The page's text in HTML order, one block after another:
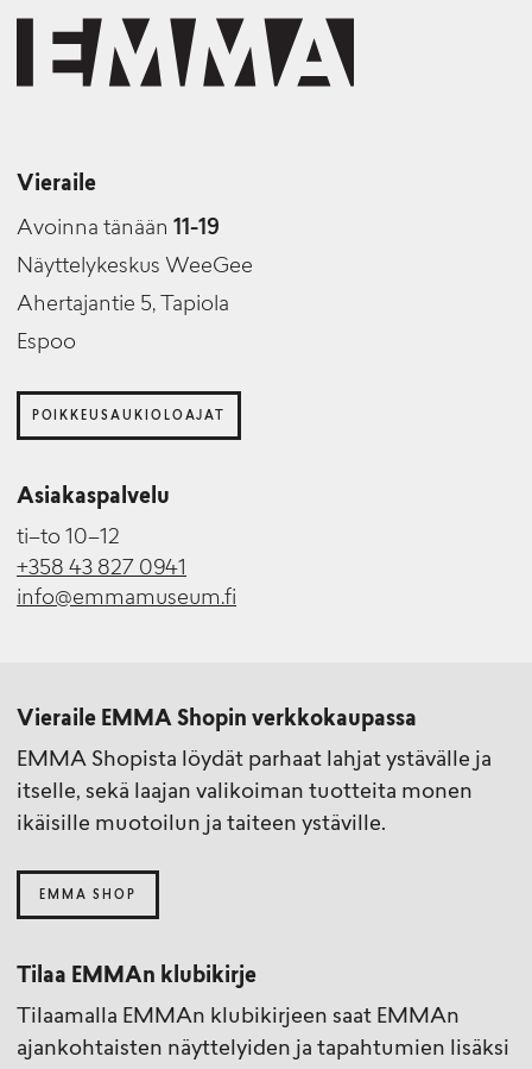
Vieraile
Avoinna tänään 11-19
Näyttelykeskus WeeGee
Ahertajantie 5, Tapiola
Espoo
POIKKEUSAUKIOLOAJAT
Asiakaspalvelu
ti–to 10–12
+358 43 827 0941
info@emmamuseum.fi
Vieraile EMMA Shopin verkkokaupassa
EMMA Shopista löydät parhaat lahjat ystävälle ja
itselle, sekä laajan valikoiman tuotteita monen
ikäisille muotoilun ja taiteen ystäville.
EMMA SHOP
Tilaa EMMAn klubikirje
Tilaamalla EMMAn klubikirjeen saat EMMAn
ajankohtaisten näyttelyiden ja tapahtumien lisäksi